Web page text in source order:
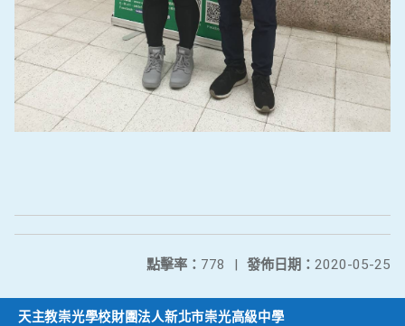
發佈日期： 2020-05-25
點擊率： 778 |
天主教崇光學校財團法人新北市崇光高級中學